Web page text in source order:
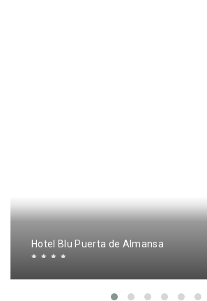
Hotel Blu Puerta de Almansa